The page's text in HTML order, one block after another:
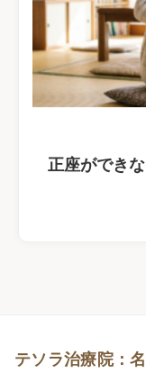
正座ができ
テソラ治療院：